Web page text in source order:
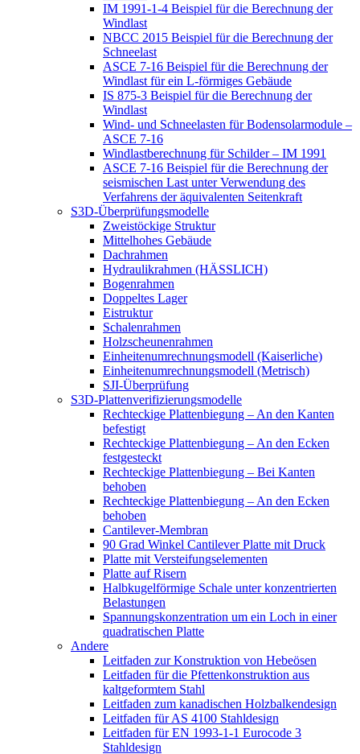
IM 1991-1-4 Beispiel für die Berechnung der
Windlast
NBCC 2015 Beispiel für die Berechnung der
Schneelast
ASCE 7-16 Beispiel für die Berechnung der
Windlast für ein L-förmiges Gebäude
IS 875-3 Beispiel für die Berechnung der
Windlast
Wind- und Schneelasten für Bodensolarmodule –
ASCE 7-16
Windlastberechnung für Schilder – IM 1991
ASCE 7-16 Beispiel für die Berechnung der
seismischen Last unter Verwendung des
Verfahrens der äquivalenten Seitenkraft
S3D-Überprüfungsmodelle
Zweistöckige Struktur
Mittelhohes Gebäude
Dachrahmen
Hydraulikrahmen (HÄSSLICH)
Bogenrahmen
Doppeltes Lager
Eistruktur
Schalenrahmen
Holzscheunenrahmen
Einheitenumrechnungsmodell (Kaiserliche)
Einheitenumrechnungsmodell (Metrisch)
SJI-Überprüfung
S3D-Plattenverifizierungsmodelle
Rechteckige Plattenbiegung – An den Kanten
befestigt
Rechteckige Plattenbiegung – An den Ecken
festgesteckt
Rechteckige Plattenbiegung – Bei Kanten
behoben
Rechteckige Plattenbiegung – An den Ecken
behoben
Cantilever-Membran
90 Grad Winkel Cantilever Platte mit Druck
Platte mit Versteifungselementen
Platte auf Risern
Halbkugelförmige Schale unter konzentrierten
Belastungen
Spannungskonzentration um ein Loch in einer
quadratischen Platte
Andere
Leitfaden zur Konstruktion von Hebeösen
Leitfaden für die Pfettenkonstruktion aus
kaltgeformtem Stahl
Leitfaden zum kanadischen Holzbalkendesign
Leitfaden für AS 4100 Stahldesign
Leitfaden für EN 1993-1-1 Eurocode 3
Stahldesign